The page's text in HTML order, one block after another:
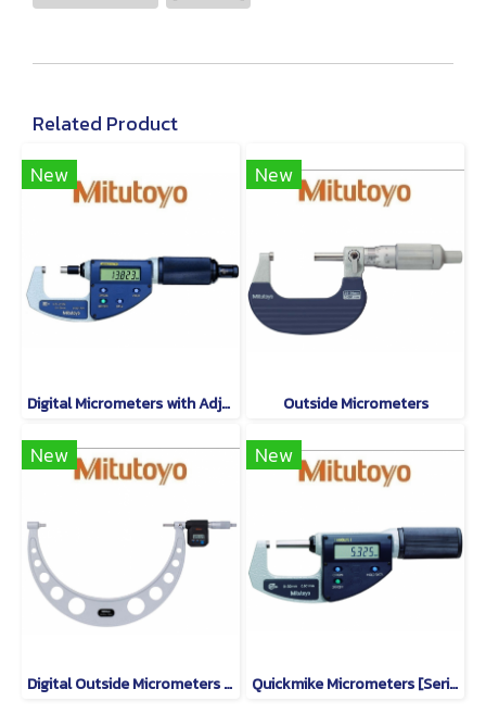
Related Product
New
Digital Micrometers with Adjustable Measuring Force [Series 227]
New
Outside Micrometers
New
Digital Outside Micrometers [Series 293]
New
Quickmike Micrometers [Series 293]